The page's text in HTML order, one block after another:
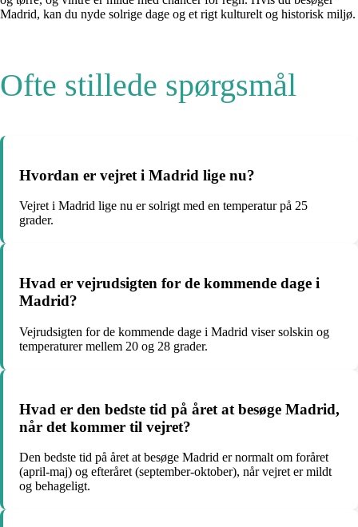
Madrid, kan du nyde solrige dage og et rigt kulturelt og historisk miljø.
Ofte stillede spørgsmål
Hvordan er vejret i Madrid lige nu?
Vejret i Madrid lige nu er solrigt med en temperatur på 25
grader.
Hvad er vejrudsigten for de kommende dage i
Madrid?
Vejrudsigten for de kommende dage i Madrid viser solskin og
temperaturer mellem 20 og 28 grader.
Hvad er den bedste tid på året at besøge Madrid,
når det kommer til vejret?
Den bedste tid på året at besøge Madrid er normalt om foråret
(april-maj) og efteråret (september-oktober), når vejret er mildt
og behageligt.